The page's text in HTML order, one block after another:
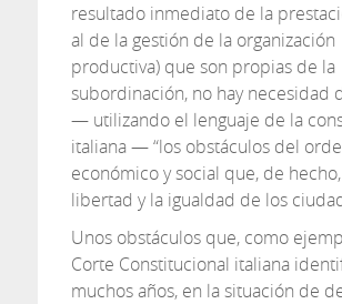
resultado inmediato de la
al de la gestión de la organización
productiva) que son propias de la
subordinación, no hay necesidad
— utilizando el lenguaje de la
italiana — “los obstáculos del
económico y social que, de
libertad y la igualdad de los
Unos obstáculos que, como
Corte Constitucional italiana
muchos años, en la situación de